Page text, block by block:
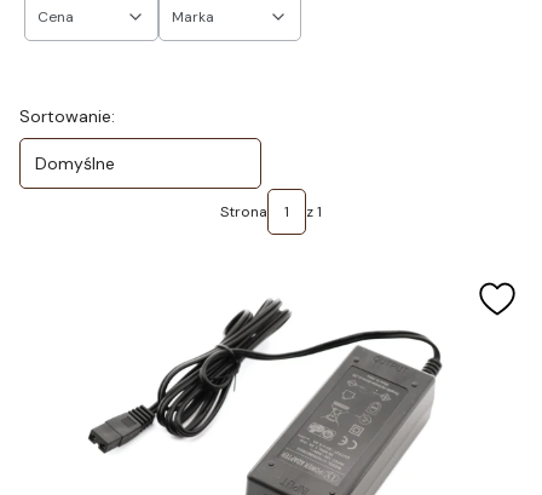
Cena Marka
Lista produktów
Sortowanie:
Domyślne
Strona z 1